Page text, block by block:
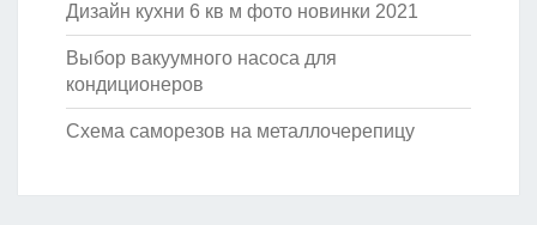
Дизайн кухни 6 кв м фото новинки 2021
Выбор вакуумного насоса для
кондиционеров
Схема саморезов на металлочерепицу